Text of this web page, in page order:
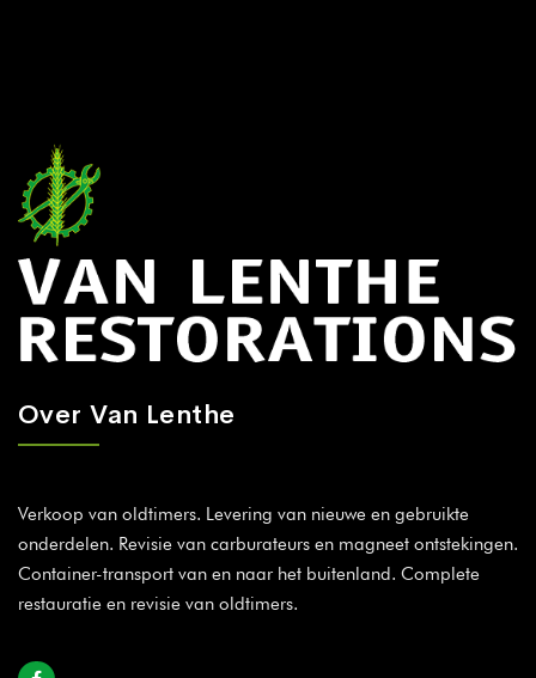
Over Van Lenthe
Verkoop van oldtimers. Levering van nieuwe en gebruikte
onderdelen. Revisie van carburateurs en magneet ontstekingen.
Container-transport van en naar het buitenland. Complete
restauratie en revisie van oldtimers.